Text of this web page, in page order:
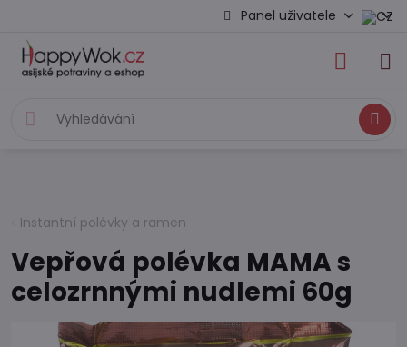
Panel uživatele
Hledat
Instantní polévky a ramen
Vepřová polévka MAMA s
celozrnnými nudlemi 60g